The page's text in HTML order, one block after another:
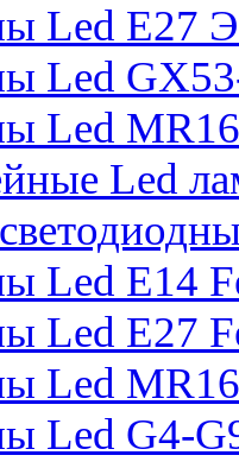
Led E27
Led
Led
Led
Led E14
Led E27
Led
Led G4-